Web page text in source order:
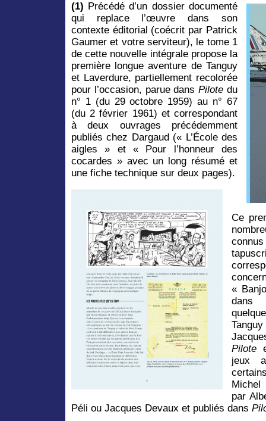
(1) Précédé d’un dossier documenté
qui replace l’œuvre dans son
contexte éditorial (coécrit par Patrick
Gaumer et votre serviteur), le tome 1
de cette nouvelle intégrale propose la
première longue aventure de Tanguy
et Laverdure, partiellement recolorée
pour l’occasion, parue dansPilote du
n° 1 (du 29 octobre 1959) au n° 67
(du 2 février 1961) et correspondant
à deux ouvrages précédemment
publiés chez Dargaud (« L’École des
aigles » et « Pour l’honneur des
cocardes » avec un long résumé et
une fiche technique sur deux pages).
Ce
«
Pilote
jeux
par
Péli ou Jacques Devaux et publiés dans